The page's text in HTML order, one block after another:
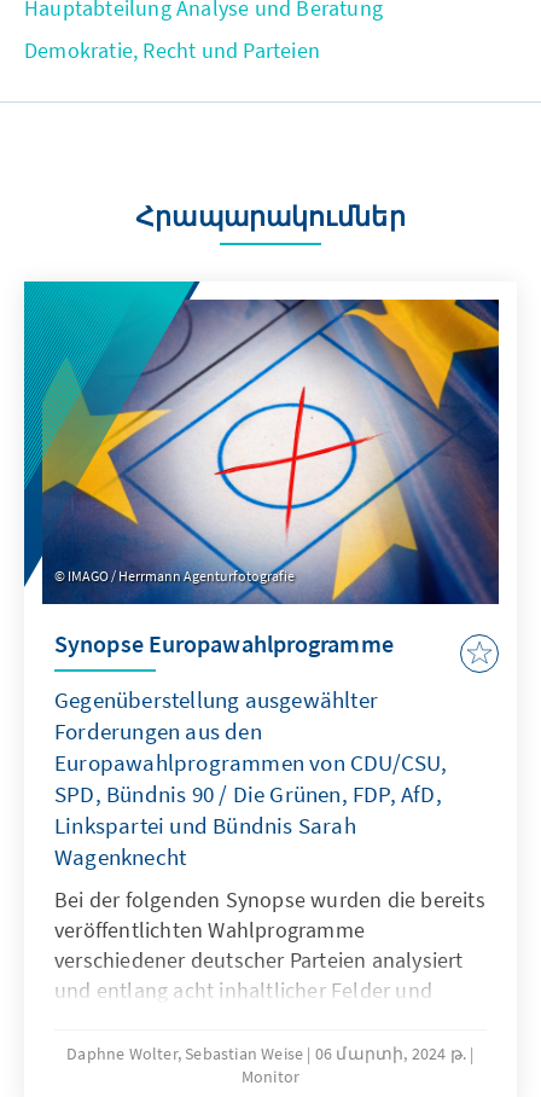
Hauptabteilung Analyse und Beratung
Demokratie, Recht und Parteien
Հրապարակումներ
IMAGO / Herrmann Agenturfotografie
Synopse Europawahlprogramme
Gegenüberstellung ausgewählter
Forderungen aus den
Europawahlprogrammen von CDU/CSU,
SPD, Bündnis 90 / Die Grünen, FDP, AfD,
Linkspartei und Bündnis Sarah
Wagenknecht
Bei der folgenden Synopse wurden die bereits
veröffentlichten Wahlprogramme
verschiedener deutscher Parteien analysiert
und entlang acht inhaltlicher Felder und
Daphne Wolter, Sebastian Weise 06 մարտի, 2024 թ.
Monitor